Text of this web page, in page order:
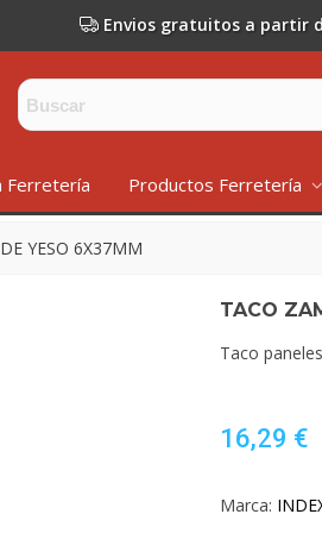
Envios gratuitos a partir
Ferretería Productos Ferretería
YESO 6X37MM
TACO
Taco
16,29 €
Marca: